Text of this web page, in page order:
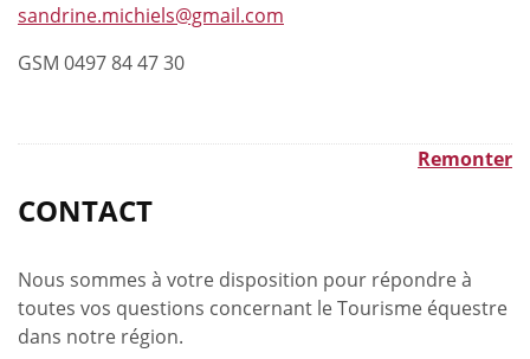
sandrine.michiels@gmail.com
GSM 0497 84 47 30
Remonter
CONTACT
Nous sommes à votre disposition pour répondre à
toutes vos questions concernant le Tourisme équestre
dans notre région.